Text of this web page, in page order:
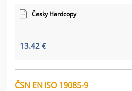
Česky Hardcopy
13.42 €
ČSN EN ISO 19085-9